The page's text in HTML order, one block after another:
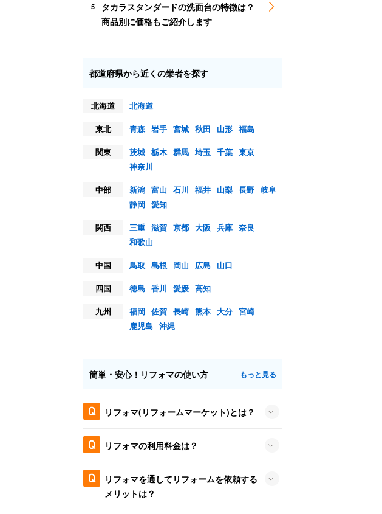
5
タカラスタンダードの洗面台の特徴は？
商品別に価格もご紹介します
都道府県から近くの業者を探す
北海道
北海道
東北
青森 岩手 宮城 秋田 山形 福島
関東
茨城 栃木 群馬 埼玉 千葉 東京
神奈川
中部
新潟 富山 石川 福井 山梨 長野 岐阜
静岡 愛知
関西
三重 滋賀 京都 大阪 兵庫 奈良
和歌山
中国
鳥取 島根 岡山 広島
山口
四国
徳島 香川 愛媛 高知
九州
福岡 佐賀 長崎 熊本 大分 宮崎
鹿児島 沖縄
簡単・安心！リフォマの使い方 もっと見る
リフォマ(リフォームマーケット)とは？
リフォマの利用料金は？
リフォマを通してリフォームを依頼する
メリットは？